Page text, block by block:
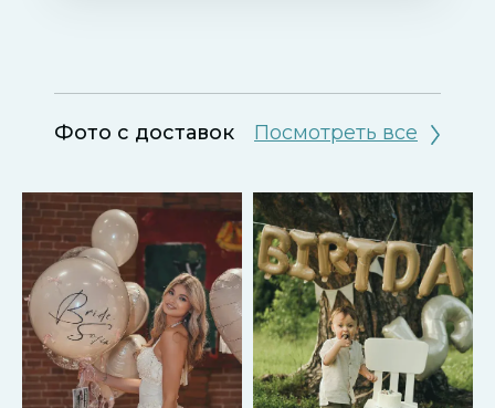
Фото c доставок Посмотреть все